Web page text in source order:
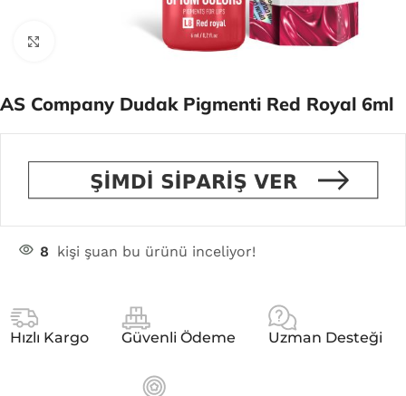
Click to enlarge
AS Company Dudak Pigmenti Red Royal 6ml
8 kişi şuan bu ürünü inceliyor!
Hızlı Kargo Güvenli Ödeme Uzman Desteği